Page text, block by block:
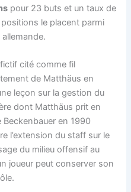
pour 23 buts et un taux de
le placent parmi
cité comme fil
de Matthäus en
leçon sur la gestion du
dont Matthäus prit en
en 1990
l’extension du staff sur le
du milieu offensif au
joueur peut conserver son